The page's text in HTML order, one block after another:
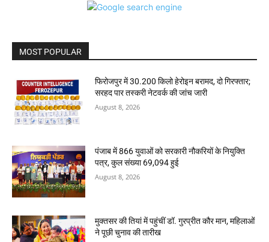
MOST POPULAR
फिरोजपुर में 30.200 किलो हेरोइन बरामद, दो गिरफ्तार;
सरहद पार तस्करी नेटवर्क की जांच जारी
August 8, 2026
पंजाब में 866 युवाओं को सरकारी नौकरियों के नियुक्ति
पत्र, कुल संख्या 69,094 हुई
August 8, 2026
मुक्तसर की तियां में पहुंचीं डॉ. गुरप्रीत कौर मान, महिलाओं
ने पूछी चुनाव की तारीख